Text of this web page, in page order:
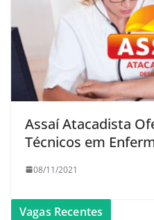
Assaí Atacadista
Técnicos em
08/11/2021
Vagas Recentes